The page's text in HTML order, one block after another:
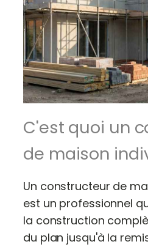
C'est quoi un
de maison
Un constructeur de
est un professionnel
la construction
du plan jusqu'à la